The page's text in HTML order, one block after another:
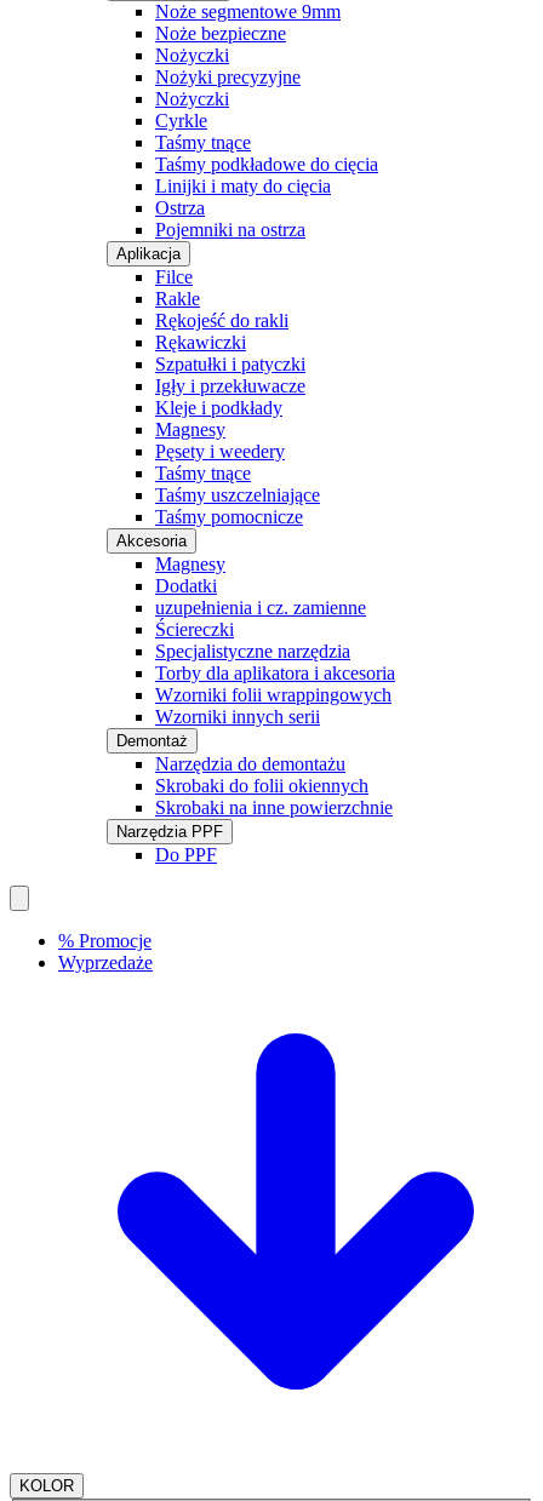
Noże segmentowe 9mm
Noże bezpieczne
Nożyczki
Nożyki precyzyjne
Nożyczki
Cyrkle
Taśmy tnące
Taśmy podkładowe do cięcia
Linijki i maty do cięcia
Ostrza
Pojemniki na ostrza
Aplikacja
Filce
Rakle
Rękojeść do rakli
Rękawiczki
Szpatułki i patyczki
Igły i przekłuwacze
Kleje i podkłady
Magnesy
Pęsety i weedery
Taśmy tnące
Taśmy uszczelniające
Taśmy pomocnicze
Akcesoria
Magnesy
Dodatki
uzupełnienia i cz. zamienne
Ściereczki
Specjalistyczne narzędzia
Torby dla aplikatora i akcesoria
Wzorniki folii wrappingowych
Wzorniki innych serii
Demontaż
Narzędzia do demontażu
Skrobaki do folii okiennych
Skrobaki na inne powierzchnie
Narzędzia PPF
Do PPF
% Promocje
Wyprzedaże
KOLOR